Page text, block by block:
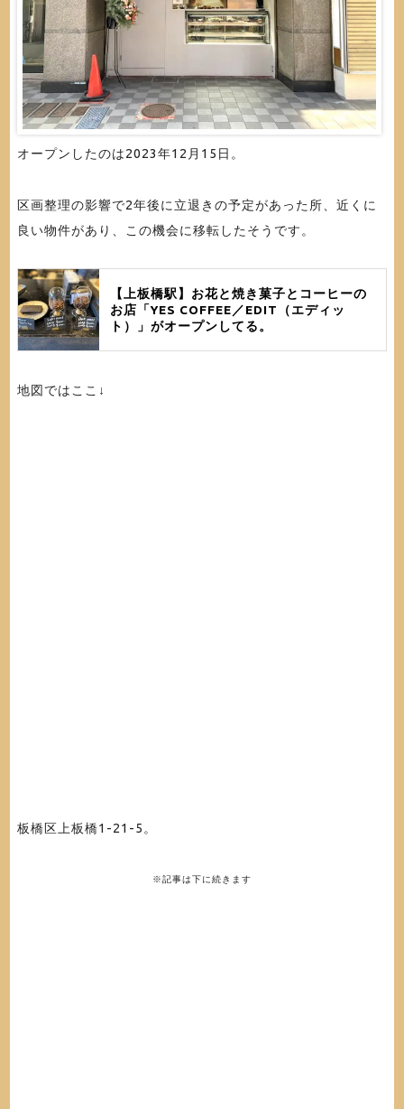
オープンしたのは2023年12月15日。
区画整理の影響で2年後に立退きの予定があった所、近くに
良い物件があり、この機会に移転したそうです。
【上板橋駅】お花と焼き菓子とコーヒーの
お店「YES COFFEE／EDIT（エディッ
ト）」がオープンしてる。
地図ではここ↓
板橋区上板橋1-21-5。
※記事は下に続きます